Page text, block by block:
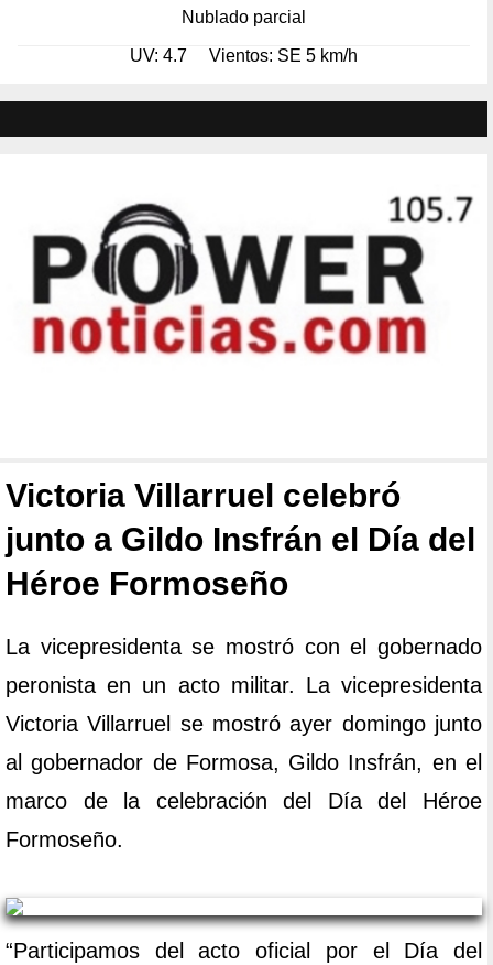
Nublado parcial
UV: 4.7 Vientos: SE 5 km/h
Victoria Villarruel celebró
junto a Gildo Insfrán el Día del
Héroe Formoseño
La vicepresidenta se mostró con el gobernado
peronista en un acto militar. La vicepresidenta
Victoria Villarruel se mostró ayer domingo junto
al gobernador de Formosa, Gildo Insfrán, en el
marco de la celebración del Día del Héroe
Formoseño.
“Participamos del acto oficial por el Día del